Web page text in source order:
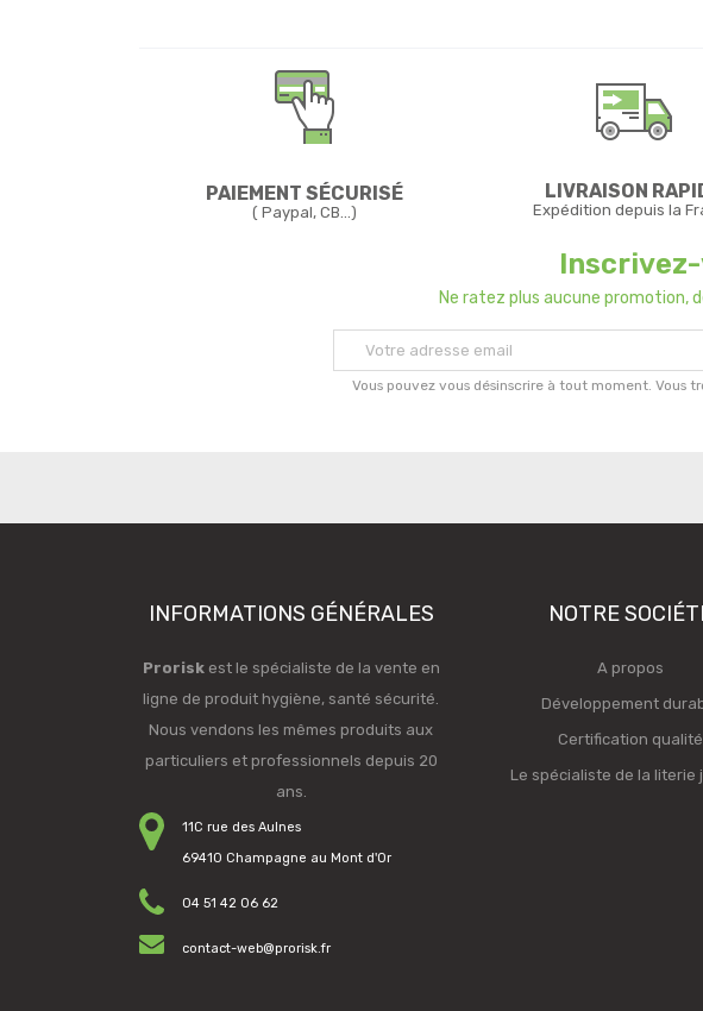
PAIEMENT SÉCURISÉ
( Paypal, CB...)
LIVRAISON
Expédition depuis la
Ne ratez plus aucune promotion,
Vous pouvez vous désinscrire à tout moment. Vous
INFORMATIONS GÉNÉRALES
Proriskest le spécialiste de la vente en
ligne de produit hygiène, santé sécurité.
Nous vendons les mêmes produits aux
particuliers et professionnels depuis 20
ans.
11C rue des Aulnes
69410 Champagne au Mont d'Or
04 51 42 06 62
contact-web@prorisk.fr
NOTRE
A propos
Développement
Certification qualité
Le spécialiste de la literie